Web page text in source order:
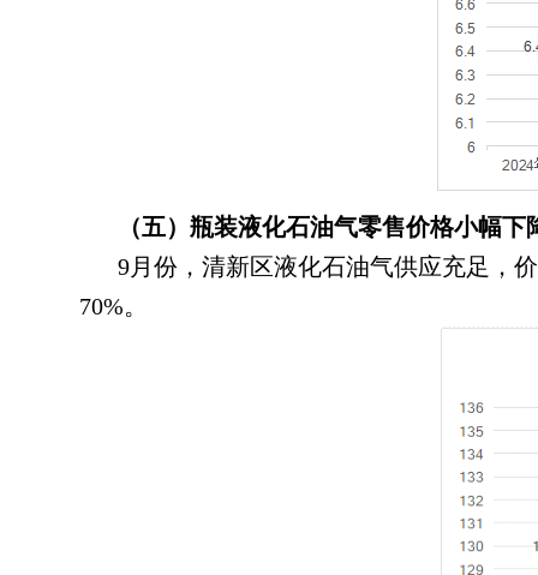
（五）瓶装液化石油气零售价格小幅下
9月份 ， 清新区液化石油气供应充足，
70%。